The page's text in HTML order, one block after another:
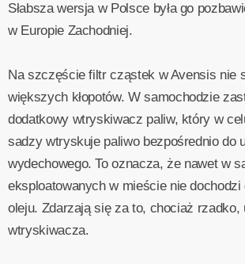
Słabsza wersja w Polsce była go
w Europie Zachodniej.
Na szczęście filtr cząstek w Avensis nie
większych kłopotów. W samochodzie
dodatkowy wtryskiwacz paliw, który w
sadzy wtryskuje paliwo bezpośrednio do
wydechowego. To oznacza, że nawet w
eksploatowanych w mieście nie
oleju. Zdarzają się za to, chociaż rzadko,
wtryskiwacza.